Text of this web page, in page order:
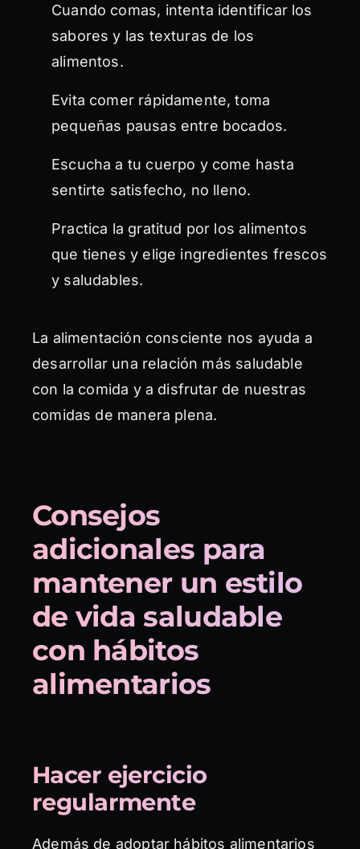
Cuando comas, intenta identificar los
sabores y las texturas de los
alimentos.
Evita comer rápidamente, toma
pequeñas pausas entre bocados.
Escucha a tu cuerpo y come hasta
sentirte satisfecho, no lleno.
Practica la gratitud por los alimentos
que tienes y elige ingredientes frescos
y saludables.
La alimentación consciente nos ayuda a
desarrollar una relación más saludable
con la comida y a disfrutar de nuestras
comidas de manera plena.
Consejos
adicionales para
mantener un estilo
de vida saludable
con hábitos
alimentarios
Hacer ejercicio
regularmente
Además de adoptar hábitos alimentarios